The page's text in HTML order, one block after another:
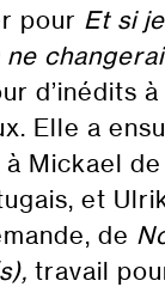
pour Et si
ne
d’inédits
Elle a
à Mickael
et
de
travail